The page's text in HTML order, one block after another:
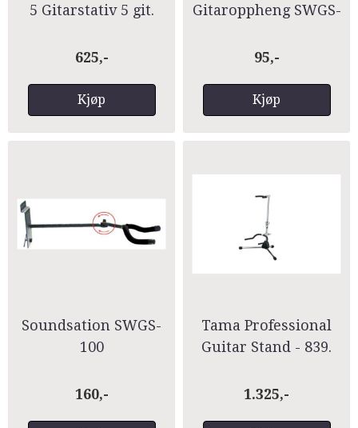
5 Gitarstativ 5 git.
625,-
Kjøp
Gitaroppheng SWGS-
95,-
Kjøp
Soundsation SWGS-
100
160,-
Tama Professional
Guitar Stand - 839.
1.325,-